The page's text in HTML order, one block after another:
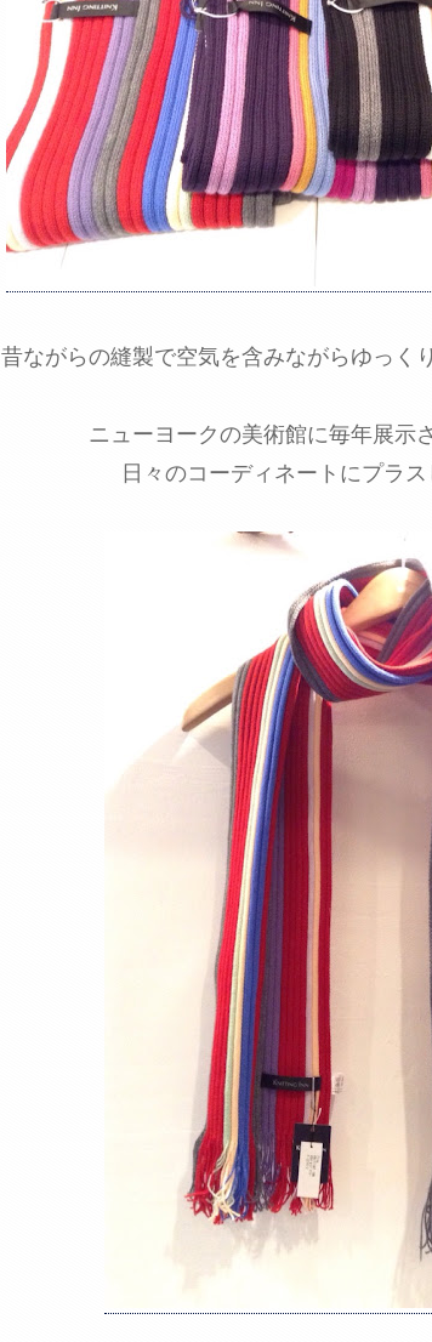
昔ながらの縫製で空気を含みながらゆっく
ニューヨークの美術館に毎年展示
日々のコーディネートにプラ